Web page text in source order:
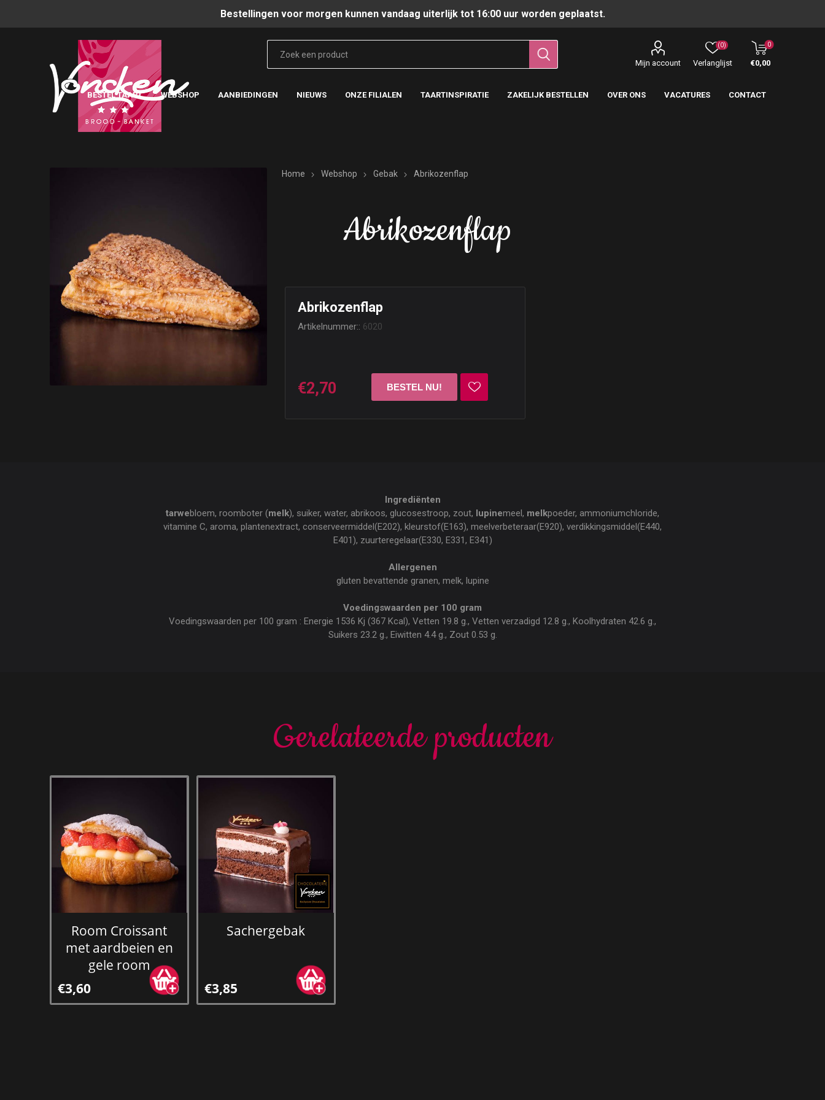
Bestellingen voor morgen kunnen vandaag uiterlijk tot 16:00 uur worden geplaatst.
Mijn account Verlanglijst
(0) 0
€0,00
BESTEL TAART WEBSHOP AANBIEDINGEN NIEUWS ONZE FILIALEN TAARTINSPIRATIE ZAKELIJK BESTELLEN OVER ONS VACATURES CONTACT
Home Webshop Gebak Abrikozenflap
Abrikozenflap
Abrikozenflap
Artikelnummer:: 6020
€2,70
Ingrediënten
tarwebloem, roomboter (melk), suiker, water, abrikoos, glucosestroop, zout, lupinemeel, melkpoeder, ammoniumchloride,
vitamine C, aroma, plantenextract, conserveermiddel(E202), kleurstof(E163), meelverbeteraar(E920), verdikkingsmiddel(E440,
E401), zuurteregelaar(E330, E331, E341)
Allergenen
gluten bevattende granen, melk, lupine
Voedingswaarden per 100 gram
Voedingswaarden per 100 gram : Energie 1536 Kj (367 Kcal), Vetten 19.8 g., Vetten verzadigd 12.8 g., Koolhydraten 42.6 g.,
Suikers 23.2 g., Eiwitten 4.4 g., Zout 0.53 g.
Gerelateerde producten
Room Croissant
met aardbeien en
gele room
€3,60
Sachergebak
€3,85